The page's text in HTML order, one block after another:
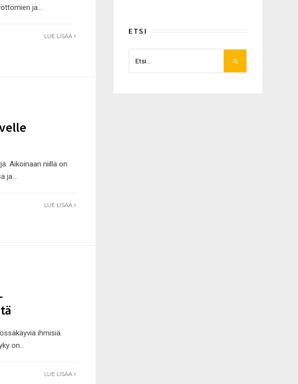
ja...
LUE LISÄÄ
Aikoinaan niillä on
ja...
LUE LISÄÄ
ihmisiä.
on...
LUE LISÄÄ
ETSI